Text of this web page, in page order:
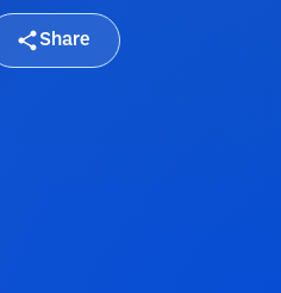
Share